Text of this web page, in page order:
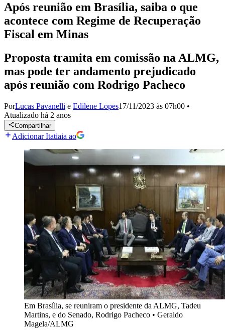
Após reunião em Brasília, saiba o que
acontece com Regime de Recuperação
Fiscal em Minas
Proposta tramita em comissão na ALMG,
mas pode ter andamento prejudicado
após reunião com Rodrigo Pacheco
PorLucas Pavanelli e Edilene Lopes17/11/2023 às 07h00 •
Atualizado há 2 anos
Compartilhar
Adicionar Itatiaia ao
Em Brasília, se reuniram o presidente da ALMG, Tadeu
Martins, e do Senado, Rodrigo Pacheco • Geraldo
Magela/ALMG